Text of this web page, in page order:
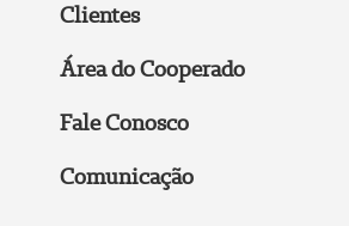
Clientes
Área do Cooperado
Fale Conosco
Comunicação